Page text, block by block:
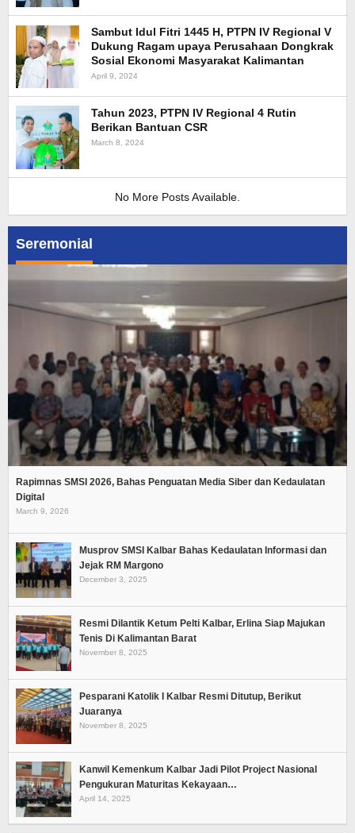
Seremonial
Rapimnas SMSI 2026, Bahas Penguatan Media Siber dan Kedaulatan
Digital
March 9, 2026
Musprov SMSI Kalbar Bahas Kedaulatan Informasi dan
Jejak RM Margono
December 3, 2025
Resmi Dilantik Ketum Pelti Kalbar, Erlina Siap Majukan
Tenis Di Kalimantan Barat
November 8, 2025
Pesparani Katolik I Kalbar Resmi Ditutup, Berikut
Juaranya
November 8, 2025
Kanwil Kemenkum Kalbar Jadi Pilot Project Nasional
Pengukuran Maturitas Kekayaan…
April 14, 2025
Sambut Idul Fitri 1445 H, PTPN IV Regional V
Dukung Ragam upaya Perusahaan Dongkrak
Sosial Ekonomi Masyarakat Kalimantan
April 9, 2024
Tahun 2023, PTPN IV Regional 4 Rutin
Berikan Bantuan CSR
March 8, 2024
No More Posts Available.